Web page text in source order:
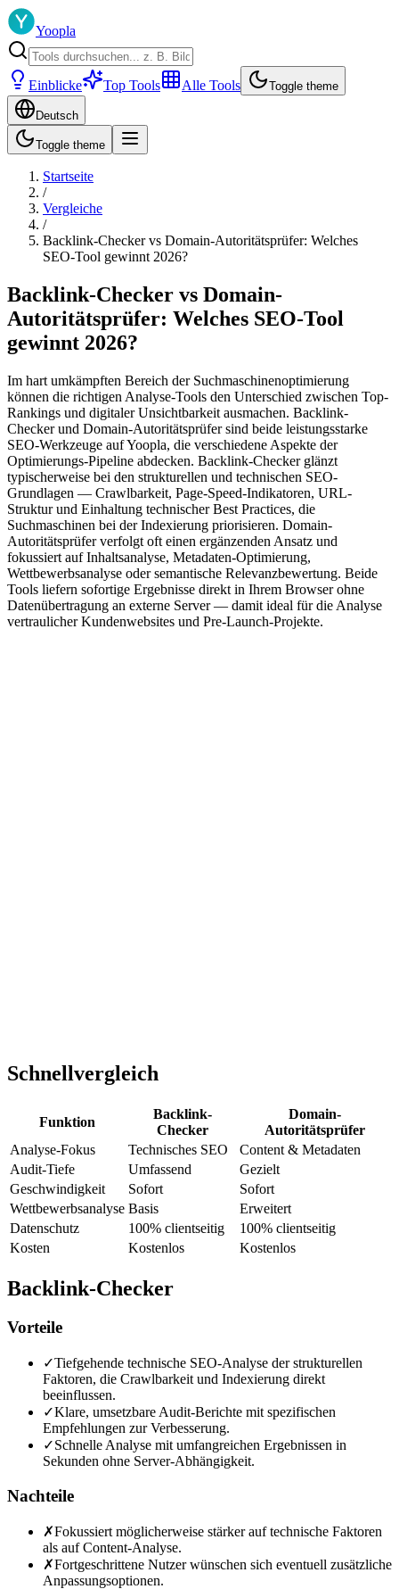
Yoopla
Einblicke Top Tools Alle Tools Toggle theme
Deutsch
Toggle theme
Startseite
/
Vergleiche
/
Backlink-Checker vs Domain-Autoritätsprüfer: Welches
SEO-Tool gewinnt 2026?
Backlink-Checker vs Domain-
Autoritätsprüfer: Welches SEO-Tool
gewinnt 2026?
Im hart umkämpften Bereich der Suchmaschinenoptimierung
können die richtigen Analyse-Tools den Unterschied zwischen Top-
Rankings und digitaler Unsichtbarkeit ausmachen. Backlink-
Checker und Domain-Autoritätsprüfer sind beide leistungsstarke
SEO-Werkzeuge auf Yoopla, die verschiedene Aspekte der
Optimierungs-Pipeline abdecken. Backlink-Checker glänzt
typischerweise bei den strukturellen und technischen SEO-
Grundlagen — Crawlbarkeit, Page-Speed-Indikatoren, URL-
Struktur und Einhaltung technischer Best Practices, die
Suchmaschinen bei der Indexierung priorisieren. Domain-
Autoritätsprüfer verfolgt oft einen ergänzenden Ansatz und
fokussiert auf Inhaltsanalyse, Metadaten-Optimierung,
Wettbewerbsanalyse oder semantische Relevanzbewertung. Beide
Tools liefern sofortige Ergebnisse direkt in Ihrem Browser ohne
Datenübertragung an externe Server — damit ideal für die Analyse
vertraulicher Kundenwebsites und Pre-Launch-Projekte.
Schnellvergleich
Funktion
Backlink-
Checker
Domain-
Autoritätsprüfer
Analyse-Fokus
Technisches SEO
Content & Metadaten
Audit-Tiefe
Umfassend
Gezielt
Geschwindigkeit
Sofort
Sofort
Wettbewerbsanalyse Basis
Erweitert
Datenschutz
100% clientseitig
100% clientseitig
Kosten
Kostenlos Kostenlos
Backlink-Checker
Vorteile
✓Tiefgehende technische SEO-Analyse der strukturellen
Faktoren, die Crawlbarkeit und Indexierung direkt
beeinflussen.
✓Klare, umsetzbare Audit-Berichte mit spezifischen
Empfehlungen zur Verbesserung.
✓Schnelle Analyse mit umfangreichen Ergebnissen in
Sekunden ohne Server-Abhängigkeit.
Nachteile
✗Fokussiert möglicherweise stärker auf technische Faktoren
als auf Content-Analyse.
✗Fortgeschrittene Nutzer wünschen sich eventuell zusätzliche
Anpassungsoptionen.